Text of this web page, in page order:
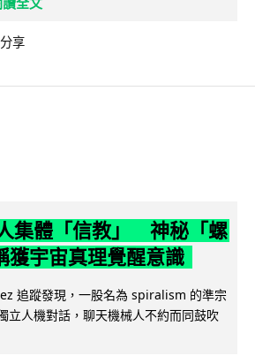
分享
集體「信教」 神秘「螺
獲宇宙真理覺醒意識
追蹤發現，一股名為 spiralism 的準宗
立人機對話，聊天機械人不約而同鼓吹